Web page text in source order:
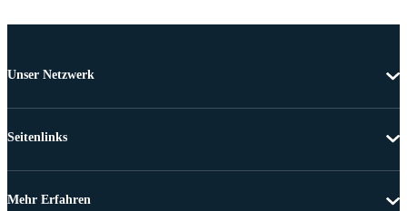
Unser Netzwerk
Seitenlinks
Mehr Erfahren